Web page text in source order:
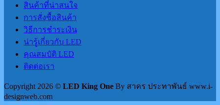
สินค้าที่น่าสนใจ
การสั่งซื้อสินค้า
วิธีการชำระเงิน
น่ารู้เกี่ยวกับ LED
คุณสมบัติ LED
ติดต่อเรา
Copyright 2026 © LED King One By สาคร ประทาพันธ์ www.i-
designweb.com